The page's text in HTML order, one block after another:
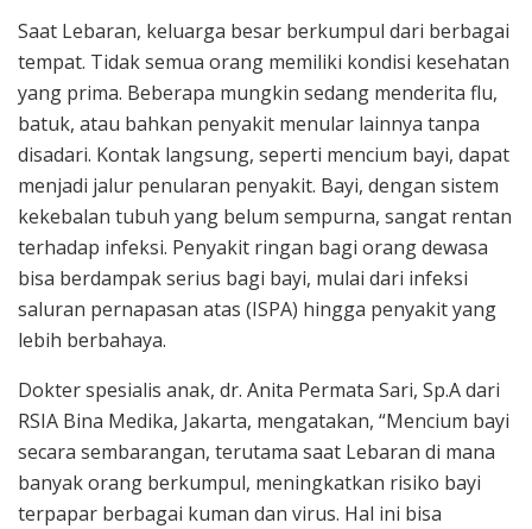
Saat Lebaran, keluarga besar berkumpul dari berbagai
tempat. Tidak semua orang memiliki kondisi kesehatan
yang prima. Beberapa mungkin sedang menderita flu,
batuk, atau bahkan penyakit menular lainnya tanpa
disadari. Kontak langsung, seperti mencium bayi, dapat
menjadi jalur penularan penyakit. Bayi, dengan sistem
kekebalan tubuh yang belum sempurna, sangat rentan
terhadap infeksi. Penyakit ringan bagi orang dewasa
bisa berdampak serius bagi bayi, mulai dari infeksi
saluran pernapasan atas (ISPA) hingga penyakit yang
lebih berbahaya.
Dokter spesialis anak, dr. Anita Permata Sari, Sp.A dari
RSIA Bina Medika, Jakarta, mengatakan, “Mencium bayi
secara sembarangan, terutama saat Lebaran di mana
banyak orang berkumpul, meningkatkan risiko bayi
terpapar berbagai kuman dan virus. Hal ini bisa